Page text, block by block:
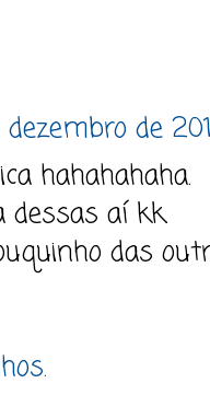
de
hahahahaha.
dessas aí kk.
das